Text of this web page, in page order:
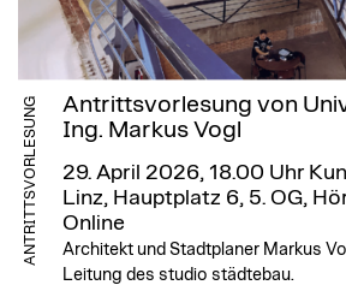
ANTRITTSVORLESUNG
Antrittsvorlesung von
Ing. Markus Vogl
29. April 2026, 18.00 Uhr
Linz, Hauptplatz 6, 5. OG,
Online
Architekt und Stadtplaner Markus
Leitung des studio städtebau.